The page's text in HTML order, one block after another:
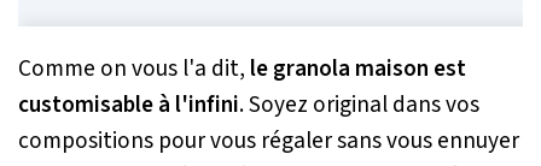
Comme on vous l'a dit, le granola maison est
customisable à l'infini. Soyez original dans vos
compositions pour vous régaler sans vous ennuyer